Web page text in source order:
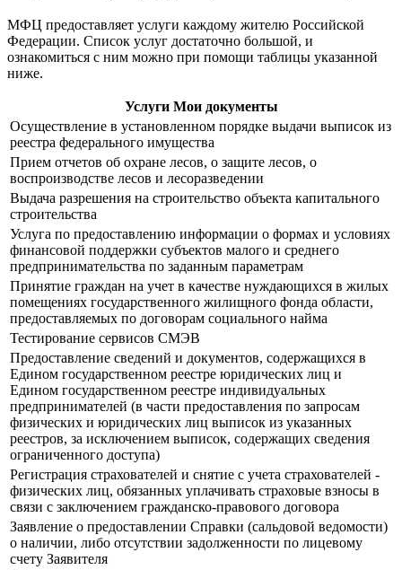
МФЦ предоставляет услуги каждому жителю Российской
Федерации. Список услуг достаточно большой, и
ознакомиться с ним можно при помощи таблицы указанной
ниже.
Услуги Мои документы
Осуществление в установленном порядке выдачи выписок из
реестра федерального имущества
Прием отчетов об охране лесов, о защите лесов, о
воспроизводстве лесов и лесоразведении
Выдача разрешения на строительство объекта капитального
строительства
Услуга по предоставлению информации о формах и условиях
финансовой поддержки субъектов малого и среднего
предпринимательства по заданным параметрам
Принятие граждан на учет в качестве нуждающихся в жилых
помещениях государственного жилищного фонда области,
предоставляемых по договорам социального найма
Тестирование сервисов СМЭВ
Предоставление сведений и документов, содержащихся в
Едином государственном реестре юридических лиц и
Едином государственном реестре индивидуальных
предпринимателей (в части предоставления по запросам
физических и юридических лиц выписок из указанных
реестров, за исключением выписок, содержащих сведения
ограниченного доступа)
Регистрация страхователей и снятие с учета страхователей -
физических лиц, обязанных уплачивать страховые взносы в
связи с заключением гражданско-правового договора
Заявление о предоставлении Справки (сальдовой ведомости)
о наличии, либо отсутствии задолженности по лицевому
счету Заявителя